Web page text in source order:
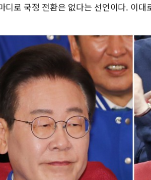
디로 국정 전환은 없다는 선언이다. 이